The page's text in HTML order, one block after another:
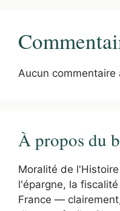
Aucun commentaire
À propos du
Moralité de
l'épargne, la
France —